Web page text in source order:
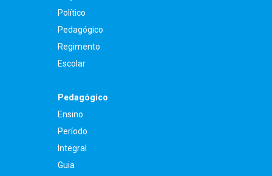
Político
Pedagógico
Regimento
Escolar
Pedagógico
Ensino
Período
Integral
Guia